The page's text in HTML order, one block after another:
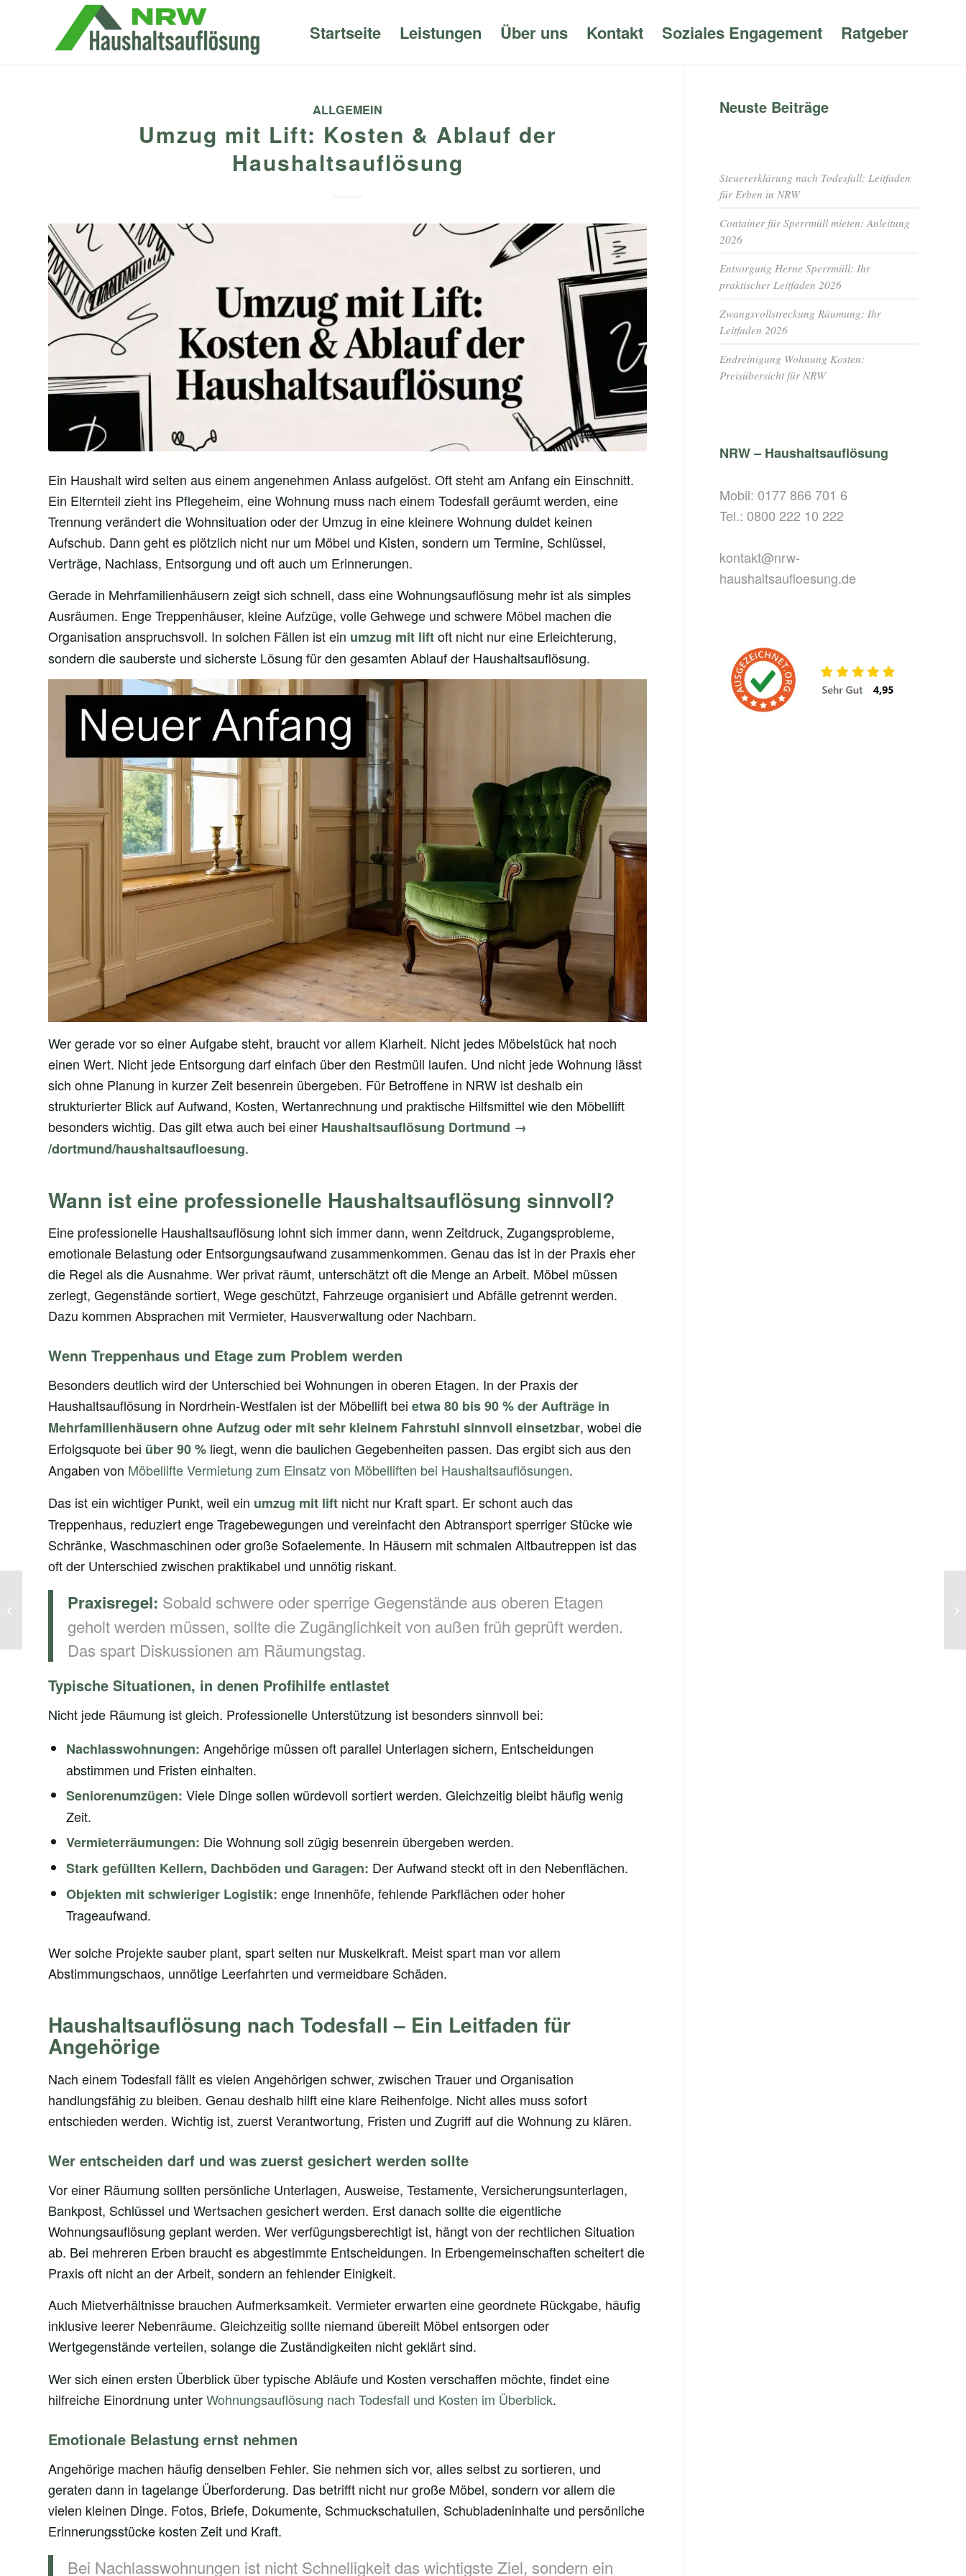
Startseite Leistungen Über uns Kontakt Soziales Engagement Ratgeber
ALLGEMEIN
Umzug mit Lift: Kosten & Ablauf der
Haushaltsauflösung
Ein Haushalt wird selten aus einem angenehmen Anlass aufgelöst. Oft steht am Anfang ein Einschnitt.
Ein Elternteil zieht ins Pflegeheim, eine Wohnung muss nach einem Todesfall geräumt werden, eine
Trennung verändert die Wohnsituation oder der Umzug in eine kleinere Wohnung duldet keinen
Aufschub. Dann geht es plötzlich nicht nur um Möbel und Kisten, sondern um Termine, Schlüssel,
Verträge, Nachlass, Entsorgung und oft auch um Erinnerungen.
Gerade in Mehrfamilienhäusern zeigt sich schnell, dass eine Wohnungsauflösung mehr ist als simples
Ausräumen. Enge Treppenhäuser, kleine Aufzüge, volle Gehwege und schwere Möbel machen die
Organisation anspruchsvoll. In solchen Fällen ist ein umzug mit liftoft nicht nur eine Erleichterung,
sondern die sauberste und sicherste Lösung für den gesamten Ablauf der Haushaltsauflösung.
Wer gerade vor so einer Aufgabe steht, braucht vor allem Klarheit. Nicht jedes Möbelstück hat noch
einen Wert. Nicht jede Entsorgung darf einfach über den Restmüll laufen. Und nicht jede Wohnung lässt
sich ohne Planung in kurzer Zeit besenrein übergeben. Für Betroffene in NRW ist deshalb ein
strukturierter Blick auf Aufwand, Kosten, Wertanrechnung und praktische Hilfsmittel wie den Möbellift
besonders wichtig. Das gilt etwa auch bei einer Haushaltsauflösung Dortmund →
/dortmund/haushaltsaufloesung.
Wann ist eine professionelle Haushaltsauflösung sinnvoll?
Eine professionelle Haushaltsauflösung lohnt sich immer dann, wenn Zeitdruck, Zugangsprobleme,
emotionale Belastung oder Entsorgungsaufwand zusammenkommen. Genau das ist in der Praxis eher
die Regel als die Ausnahme. Wer privat räumt, unterschätzt oft die Menge an Arbeit. Möbel müssen
zerlegt, Gegenstände sortiert, Wege geschützt, Fahrzeuge organisiert und Abfälle getrennt werden.
Dazu kommen Absprachen mit Vermieter, Hausverwaltung oder Nachbarn.
Wenn Treppenhaus und Etage zum Problem werden
Besonders deutlich wird der Unterschied bei Wohnungen in oberen Etagen. In der Praxis der
Haushaltsauflösung in Nordrhein-Westfalen ist der Möbellift bei etwa 80 bis 90 % der Aufträge in
Mehrfamilienhäusern ohne Aufzug oder mit sehr kleinem Fahrstuhl sinnvoll einsetzbar, wobei die
Erfolgsquote bei über 90 % liegt, wenn die baulichen Gegebenheiten passen. Das ergibt sich aus den
Angaben von Möbellifte Vermietung zum Einsatz von Möbelliften bei Haushaltsauflösungen.
Das ist ein wichtiger Punkt, weil ein umzug mit lift nicht nur Kraft spart. Er schont auch das
Treppenhaus, reduziert enge Tragebewegungen und vereinfacht den Abtransport sperriger Stücke wie
Schränke, Waschmaschinen oder große Sofaelemente. In Häusern mit schmalen Altbautreppen ist das
oft der Unterschied zwischen praktikabel und unnötig riskant.
Praxisregel: Sobald schwere oder sperrige Gegenstände aus oberen Etagen
geholt werden müssen, sollte die Zugänglichkeit von außen früh geprüft werden.
Das spart Diskussionen am Räumungstag.
Typische Situationen, in denen Profihilfe entlastet
Nicht jede Räumung ist gleich. Professionelle Unterstützung ist besonders sinnvoll bei:
Nachlasswohnungen: Angehörige müssen oft parallel Unterlagen sichern, Entscheidungen
abstimmen und Fristen einhalten.
Seniorenumzügen: Viele Dinge sollen würdevoll sortiert werden. Gleichzeitig bleibt häufig wenig
Zeit.
Vermieterräumungen: Die Wohnung soll zügig besenrein übergeben werden.
Stark gefüllten Kellern, Dachböden und Garagen: Der Aufwand steckt oft in den Nebenflächen.
Objekten mit schwieriger Logistik: enge Innenhöfe, fehlende Parkflächen oder hoher
Trageaufwand.
Wer solche Projekte sauber plant, spart selten nur Muskelkraft. Meist spart man vor allem
Abstimmungschaos, unnötige Leerfahrten und vermeidbare Schäden.
Haushaltsauflösung nach Todesfall – Ein Leitfaden für
Angehörige
Nach einem Todesfall fällt es vielen Angehörigen schwer, zwischen Trauer und Organisation
handlungsfähig zu bleiben. Genau deshalb hilft eine klare Reihenfolge. Nicht alles muss sofort
entschieden werden. Wichtig ist, zuerst Verantwortung, Fristen und Zugriff auf die Wohnung zu klären.
Wer entscheiden darf und was zuerst gesichert werden sollte
Vor einer Räumung sollten persönliche Unterlagen, Ausweise, Testamente, Versicherungsunterlagen,
Bankpost, Schlüssel und Wertsachen gesichert werden. Erst danach sollte die eigentliche
Wohnungsauflösung geplant werden. Wer verfügungsberechtigt ist, hängt von der rechtlichen Situation
ab. Bei mehreren Erben braucht es abgestimmte Entscheidungen. In Erbengemeinschaften scheitert die
Praxis oft nicht an der Arbeit, sondern an fehlender Einigkeit.
Auch Mietverhältnisse brauchen Aufmerksamkeit. Vermieter erwarten eine geordnete Rückgabe, häufig
inklusive leerer Nebenräume. Gleichzeitig sollte niemand übereilt Möbel entsorgen oder
Wertgegenstände verteilen, solange die Zuständigkeiten nicht geklärt sind.
Wer sich einen ersten Überblick über typische Abläufe und Kosten verschaffen möchte, findet eine
hilfreiche Einordnung unterWohnungsauflösung nach Todesfall und Kosten im Überblick.
Emotionale Belastung ernst nehmen
Angehörige machen häufig denselben Fehler. Sie nehmen sich vor, alles selbst zu sortieren, und
geraten dann in tagelange Überforderung. Das betrifft nicht nur große Möbel, sondern vor allem die
vielen kleinen Dinge. Fotos, Briefe, Dokumente, Schmuckschatullen, Schubladeninhalte und persönliche
Erinnerungsstücke kosten Zeit und Kraft.
Bei Nachlasswohnungen ist nicht Schnelligkeit das wichtigste Ziel, sondern ein
Neuste Beiträge
Steuererklärung nach Todesfall: Leitfaden
für Erben in NRW
Container für Sperrmüll mieten: Anleitung
2026
Entsorgung Herne Sperrmüll: Ihr
praktischer Leitfaden 2026
Zwangsvollstreckung Räumung: Ihr
Leitfaden 2026
Endreinigung Wohnung Kosten:
Preisübersicht für NRW
NRW – Haushaltsauflösung
Mobil: 0177 866 701 6
Tel.: 0800 222 10 222
kontakt@nrw-
haushaltsaufloesung.de
Messi Wohnung
Ungeziefer: Soforthilfe
& Beratung